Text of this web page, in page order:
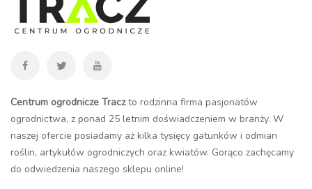
Centrum ogrodnicze Traczto rodzinna firma pasjonatów
ogrodnictwa, z ponad 25 letnim doświadczeniem w branży. W
naszej ofercie posiadamy aż kilka tysięcy gatunków i odmian
roślin, artykułów ogrodniczych oraz kwiatów. Gorąco zachęcamy
do odwiedzenia naszego sklepu online!